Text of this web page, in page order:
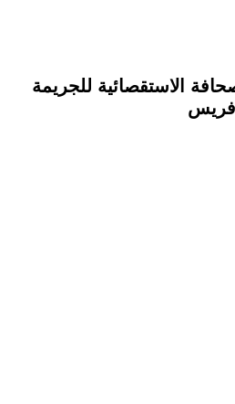
الاستقصائية للجريمة
فريس